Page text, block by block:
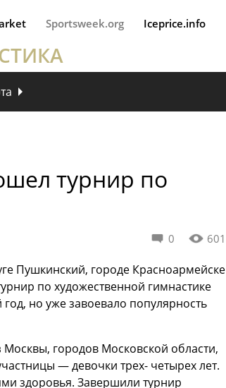
Sportsweek.org Iceprice.info
турнир по
0 601
Пушкинский, городе Красноармейске
по художественной гимнастике
но уже завоевало популярность
Москвы, городов Московской области,
— девочки трех- четырех лет.
здоровья. Завершили турнир